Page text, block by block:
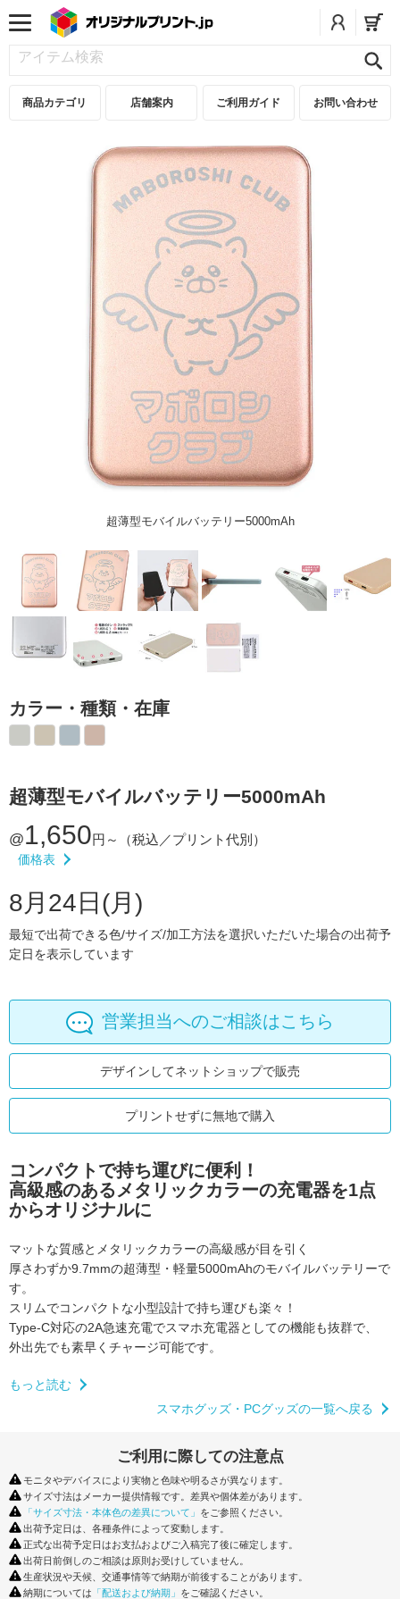
商品カテゴリ 店舗案内 ご利用ガイド お問い合わせ
超薄型モバイルバッテリー5000mAh
カラー・種類・在庫
超薄型モバイルバッテリー5000mAh
@1,650円～ （税込／プリント代別）
価格表
8月24日(月)
最短で出荷できる色/サイズ/加工方法を選択いただいた場合の出荷予
定日を表示しています
営業担当へのご相談はこちら
デザインしてネットショップで販売
プリントせずに無地で購入
コンパクトで持ち運びに便利！
高級感のあるメタリックカラーの充電器を1点
からオリジナルに
マットな質感とメタリックカラーの高級感が目を引く
厚さわずか9.7mmの超薄型・軽量5000mAhのモバイルバッテリーで
す。
スリムでコンパクトな小型設計で持ち運びも楽々！
Type-C対応の2A急速充電でスマホ充電器としての機能も抜群で、
外出先でも素早くチャージ可能です。
もっと読む
スマホグッズ・PCグッズの一覧へ戻る
ご利用に際しての注意点
モニタやデバイスにより実物と色味や明るさが異なります。
サイズ寸法はメーカー提供情報です。差異や個体差があります。
「サイズ寸法・本体色の差異について」 をご参照ください。
出荷予定日は、各種条件によって変動します。
正式な出荷予定日はお支払およびご入稿完了後に確定します。
出荷日前倒しのご相談は原則お受けしていません。
生産状況や天候、交通事情等で納期が前後することがあります。
納期については 「配送および納期」 をご確認ください。